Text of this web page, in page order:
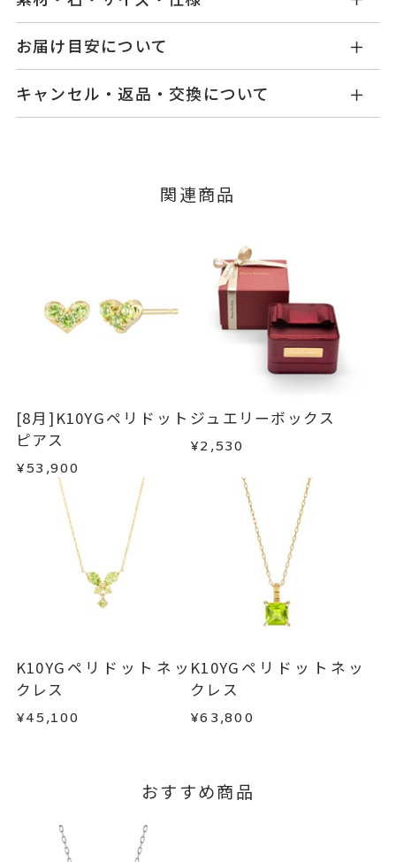
品番
MC1402N001PRYG1
素材
K10イエローゴールド
石
ペリドット
ざいます。
チェーン全長(取り外し不可) 40c
m
ハート 縦：約3.5mm 横：約5m
ペリドットネックレス 、
ダイヤモンドネックレス
ハートネックレス
マルチウェイネックレス
カラーストーンネックレス
お届け目安について
せ。
ご注文およびご入金確認後、以下の日程にて発送
■お届け目安が「3営業日以内に発送」の商品
例：金曜日17時までのご注文→翌週火曜日までに
■お届け目安が「約1ヶ月半以内～」の商品
ご注文いただいてから在庫状況を確認いたしま
・在庫のご用意ができる場合： 約1週間～1ヶ月以
内を目安に発送いたします。
・受注生産となる場合： 商品ページに記載のある
目安日数を頂戴し、一から製作いたします。
※お急ぎの方はご注文前にお問い合わせくださ
い。事前に現在の納期状況を確認いたします。
お届け予定日はご注文から2営業日以内にメールに
キャンセル・返品・交換について
ージの購入履歴一覧よりご注文状況をご確認いた
メンバーシップ未登録のお客さまは、お問い合
わせフォームよりご連絡ください。
以下の場合、商品の返品・交換・返金
・受注生産の商品
・お客さまのお手元で傷や汚れが発生した商品
・到着後ご連絡無く7日以上経過した商品
・刻印をお入れした商品
・販売期間が限定されている商品
・過度な交換・返品を繰り返している場合
商品の品質には万全を期しておりますが、万が一
不良品の場合、またはご注文のお品と異なる場合
は、早急に商品を交換させていただきます。
はお問い合わせフォームよりご連絡ください。
この場合の返送料は弊社にて負担いたしますの
で、着払いにてご返送ください。
詳細はこちら
関連商品
[8月]K10YGペリドット
ピアス
¥53,900
ジュエリーボックス
¥2,530
K10YGペリドットネッ
クレス
¥45,100
K10YGペリドットネッ
クレス
¥63,800
おすすめ商品